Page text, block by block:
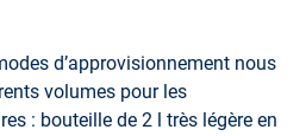
d’approvisionnement nous
volumes pour les
: bouteille de 2 l très légère en